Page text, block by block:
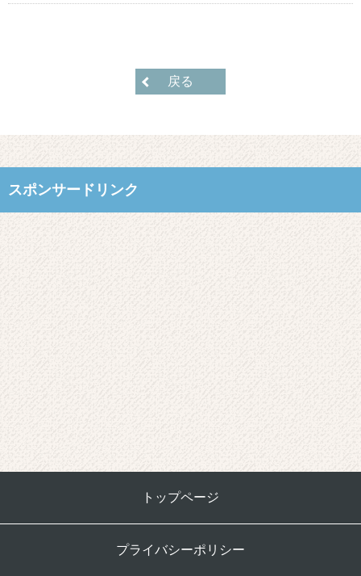
戻る
スポンサードリンク
トップページ
プライバシーポリシー